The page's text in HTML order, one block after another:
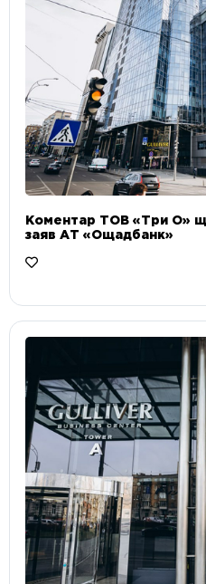
Коментар ТОВ «Три О»
заяв АТ «Ощадбанк»